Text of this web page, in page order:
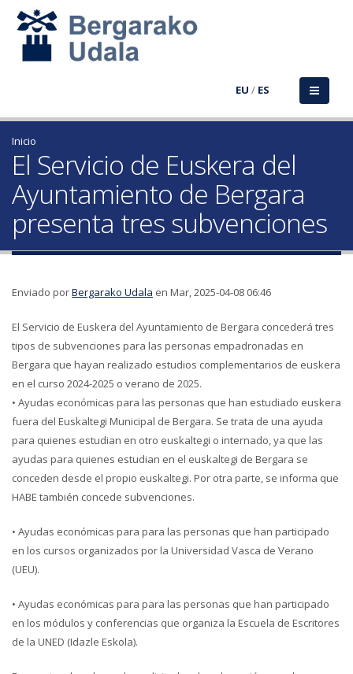
EU / ES
Inicio
El Servicio de Euskera del
Ayuntamiento de Bergara
presenta tres subvenciones
Enviado porBergarako Udala en Mar, 2025-04-08 06:46
El Servicio de Euskera del Ayuntamiento de Bergara concederá tres
tipos de subvenciones para las personas empadronadas en
Bergara que hayan realizado estudios complementarios de euskera
en el curso 2024-2025 o verano de 2025.
• Ayudas económicas para las personas que han estudiado euskera
fuera del Euskaltegi Municipal de Bergara. Se trata de una ayuda
para quienes estudian en otro euskaltegi o internado, ya que las
ayudas para quienes estudian en el euskaltegi de Bergara se
conceden desde el propio euskaltegi. Por otra parte, se informa que
HABE también concede subvenciones.
• Ayudas económicas para para las personas que han participado
en los cursos organizados por la Universidad Vasca de Verano
(UEU).
• Ayudas económicas para para las personas que han participado
en los módulos y conferencias que organiza la Escuela de Escritores
de la UNED (Idazle Eskola).